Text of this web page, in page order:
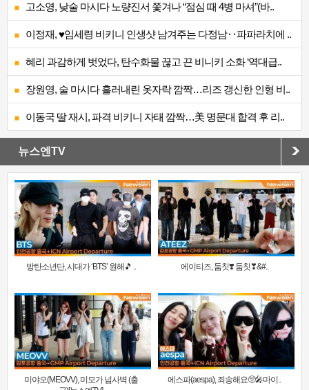
고소영, 낮술 마시다 노량진서 쫓겨나 “점심 때 4병 마셔”(바..
이정재, ♥임세령 비키니 인생샷 남겨주는 다정남‥파파라치에 ..
혜리 과감하게 벗었다, 탄수화물 끊고 끈 비니키 소화 ‘역대급..
장원영, 술 마시다 흘러내린 옷자락 깜짝…리즈 갱신한 인형 비..
이동국 딸 재시, 파격 비키니 자태 깜짝…美 명문대 합격 후 리..
뉴스엔TV
방탄소년단, 시대가 ‘BTS’ 원해🎵 .. 에이티즈, 둠칫❣️ 둠칫❣&#..
미야오(MEOVV), 미모가 넘사벽 (출
에스파(aespa), 죄송해요🥺🎤마이..